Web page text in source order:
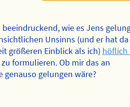
wie es Jens
Unsinns (und er hat da
größeren Einblick als ich) höflich
zu formulieren. Ob mir das an
genauso gelungen wäre?